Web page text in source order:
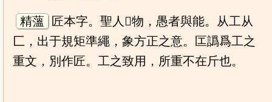
精薀
匠本字。聖人𠛝物，愚者與能。从工从
匚，出于規矩準繩，象方正之意。匞譌爲工之
重文，別作匠。工之致用，所重不在斤也。